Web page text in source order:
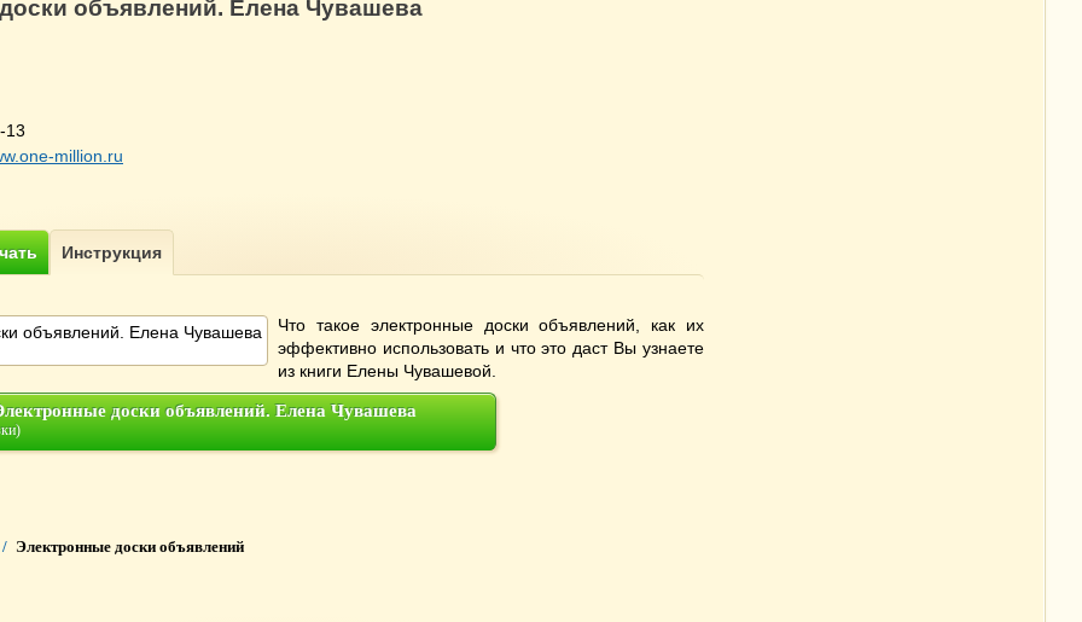
объявлений. Елена Чувашева
13
million.ru
Что такое электронные доски объявлений, как их
эффективно использовать и что это даст Вы узнаете
из книги Елены Чувашевой.
доски объявлений. Елена Чувашева
/ Электронные доски объявлений